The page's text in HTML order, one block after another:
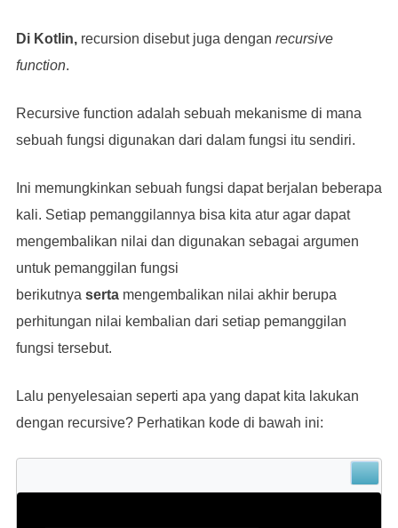
Di Kotlin,recursion disebut juga dengan recursive
function.
Recursive function adalah sebuah mekanisme di mana
sebuah fungsi digunakan dari dalam fungsi itu sendiri.
Ini memungkinkan sebuah fungsi dapat berjalan beberapa
kali. Setiap pemanggilannya bisa kita atur agar dapat
mengembalikan nilai dan digunakan sebagai argumen
untuk pemanggilan fungsi
berikutnya serta mengembalikan nilai akhir berupa
perhitungan nilai kembalian dari setiap pemanggilan
fungsi tersebut.
Lalu penyelesaian seperti apa yang dapat kita lakukan
dengan recursive? Perhatikan kode di bawah ini: